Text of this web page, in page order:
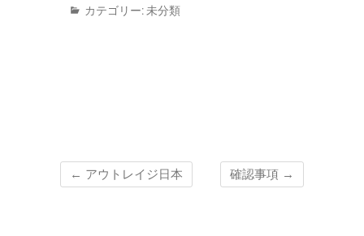
カテゴリー: 未分類
← アウトレイジ日本 確認事項 →